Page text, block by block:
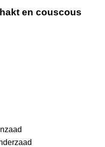
en couscous